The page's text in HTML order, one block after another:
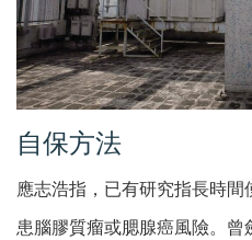
自保方法
應志浩指，已有研究指長時
患腦膠質瘤或腮腺癌風險。